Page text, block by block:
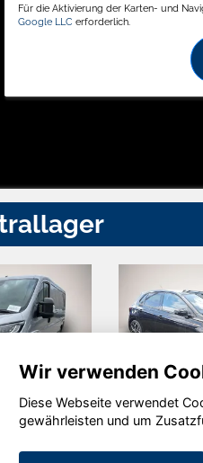
Für die Aktivierung der Karten- und
Google LLC erforderlich.
Polo
Wir verwenden
Diese Webseite verwendet
gewährleisten und um